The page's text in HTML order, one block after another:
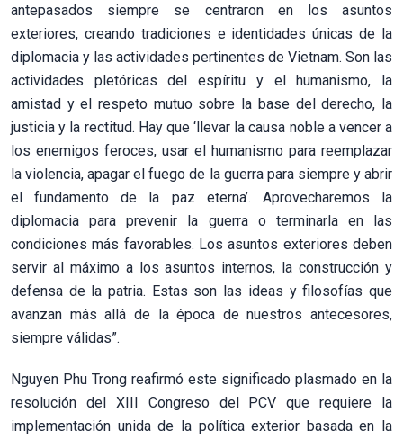
antepasados siempre se centraron en los asuntos
exteriores, creando tradiciones e identidades únicas de la
diplomacia y las actividades pertinentes de Vietnam. Son las
actividades pletóricas del espíritu y el humanismo, la
amistad y el respeto mutuo sobre la base del derecho, la
justicia y la rectitud. Hay que ‘llevar la causa noble a vencer a
los enemigos feroces, usar el humanismo para reemplazar
la violencia, apagar el fuego de la guerra para siempre y abrir
el fundamento de la paz eterna’. Aprovecharemos la
diplomacia para prevenir la guerra o terminarla en las
condiciones más favorables. Los asuntos exteriores deben
servir al máximo a los asuntos internos, la construcción y
defensa de la patria. Estas son las ideas y filosofías que
avanzan más allá de la época de nuestros antecesores,
siempre válidas”.
Nguyen Phu Trong reafirmó este significado plasmado en la
resolución del XIII Congreso del PCV que requiere la
implementación unida de la política exterior basada en la